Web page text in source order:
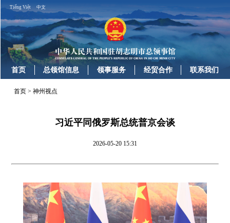
Tiếng Việt 中文
首页 总领馆信息 领事服务 经贸合作 联系我们
首页 >神州视点
习近平同俄罗斯总统普京会谈
2026-05-20 15:31